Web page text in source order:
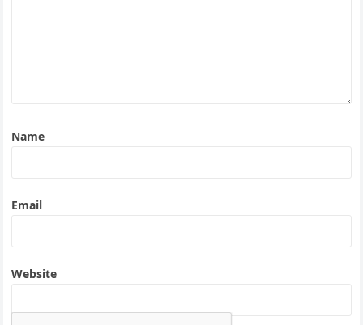
Name
Email
Website